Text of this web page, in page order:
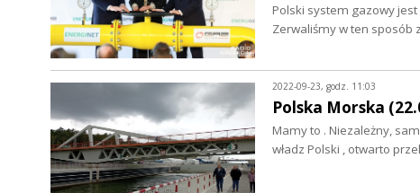
Polski system gazowy
Zerwaliśmy w ten sposób
2022-09-23, godz. 11:03
Polska Morska
Mamy to . Niezależny,
władz Polski , otwarto